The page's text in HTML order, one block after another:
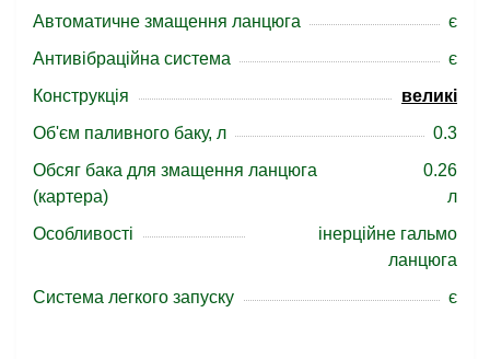
Автоматичне змащення ланцюга
є
Антивібраційна система
є
Конструкція
великі
Об'єм паливного баку, л
0.3
Обсяг бака для змащення ланцюга
(картера)
0.26
л
Особливості
інерційне гальмо
ланцюга
Система легкого запуску
є